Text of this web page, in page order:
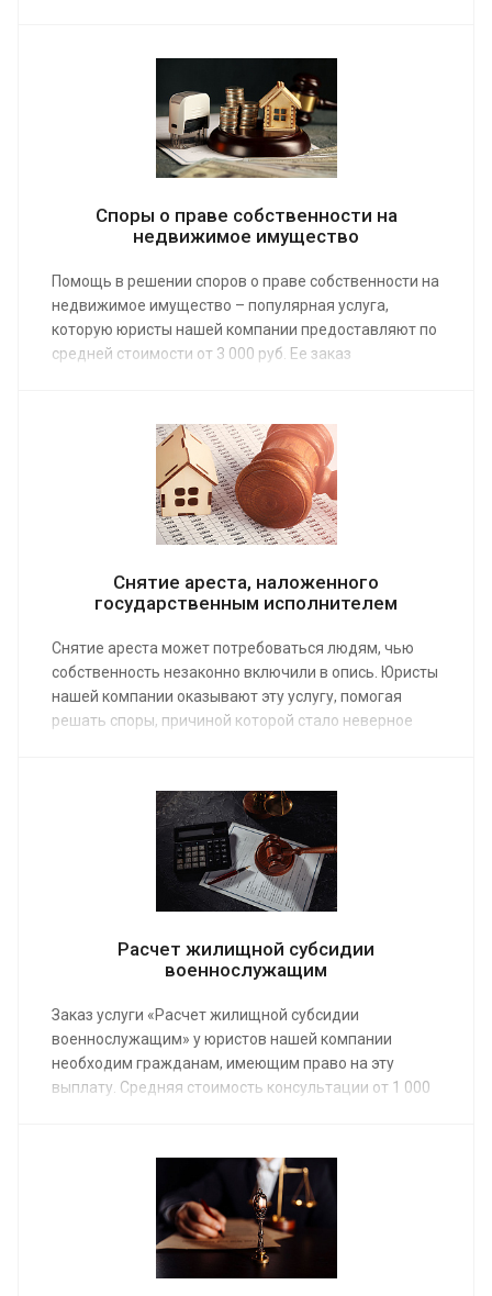
своими деньгами. Ее средняя стоимость от 2 000
Споры о праве собственности на
недвижимое имущество
Помощь в решении споров о праве собственности на
недвижимое имущество – популярная услуга,
которую юристы нашей компании предоставляют по
средней стоимости от 3 000 руб. Ее заказ
недвижимости.
Снятие ареста, наложенного
государственным исполнителем
Снятие ареста может потребоваться людям, чью
собственность незаконно включили в опись. Юристы
нашей компании оказывают эту услугу, помогая
решать споры, причиной которой стало неверное
по средней стоимости от 3 000 руб.
Расчет жилищной субсидии
военнослужащим
Заказ услуги «Расчет жилищной субсидии
военнослужащим» у юристов нашей компании
необходим гражданам, имеющим право на эту
выплату. Средняя стоимость консультации от 1 000
процедуру согласования с Министерством обороны.